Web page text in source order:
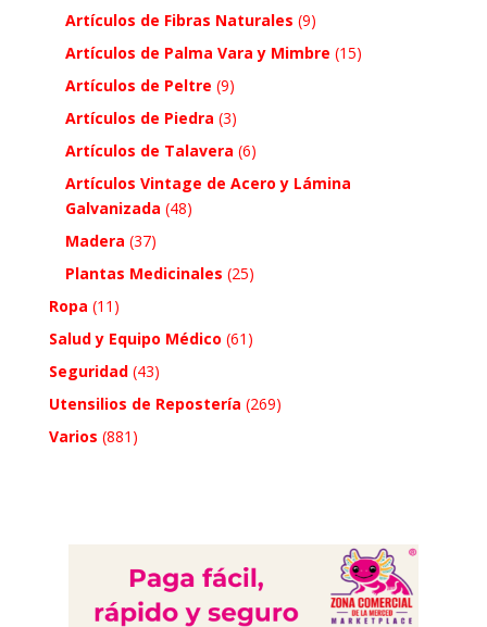
Artículos de Fibras Naturales (9)
Artículos de Palma Vara y Mimbre (15)
Artículos de Peltre (9)
Artículos de Piedra (3)
Artículos de Talavera (6)
Artículos Vintage de Acero y Lámina
Galvanizada (48)
Madera (37)
Plantas Medicinales (25)
Ropa (11)
Salud y Equipo Médico (61)
Seguridad (43)
Utensilios de Repostería (269)
Varios (881)